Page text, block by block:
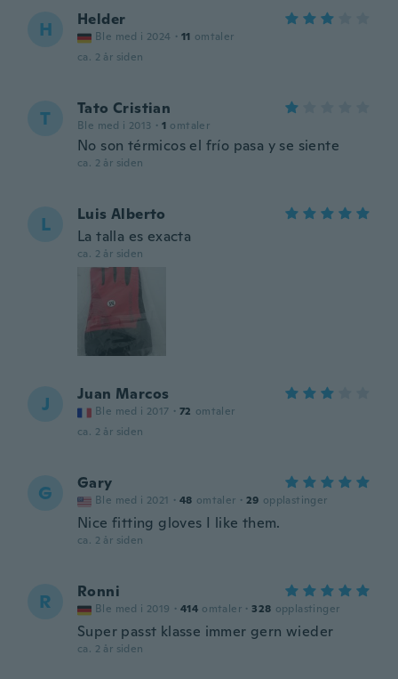
H Helder
Ble med i 2024 · 11 omtaler
ca. 2 år siden
T Tato Cristian
Ble med i 2013 · 1 omtaler
No son térmicos el frío pasa y se siente
ca. 2 år siden
L
Luis Alberto
La talla es exacta
ca. 2 år siden
J Juan Marcos
Ble med i 2017 · 72 omtaler
ca. 2 år siden
G Gary
Ble med i 2021 · 48 omtaler · 29 opplastinger
Nice fitting gloves I like them.
ca. 2 år siden
R Ronni
Ble med i 2019 · 414 omtaler · 328 opplastinger
Super passt klasse immer gern wieder
ca. 2 år siden